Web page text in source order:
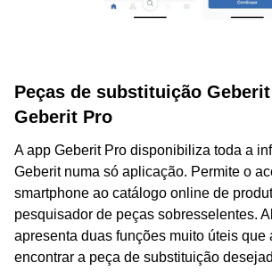
Peças de substituição
Geberit Pro
A app Geberit Pro disponibiliza toda a
Geberit numa só aplicação. Permite o
smartphone ao catálogo online de
pesquisador de peças sobresselentes.
apresenta duas funções muito úteis que
encontrar a peça de substituição